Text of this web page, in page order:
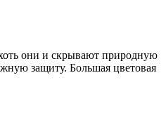
они и скрывают природную
защиту. Большая цветовая